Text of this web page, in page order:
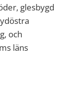
glesbygd
och
läns